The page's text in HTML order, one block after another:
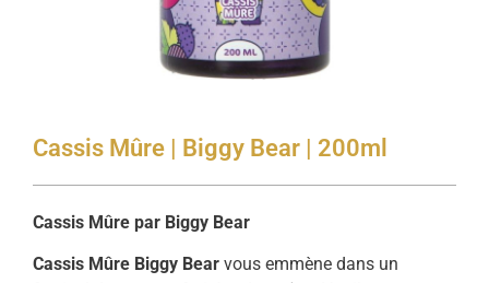
Cassis Mûre | Biggy Bear | 200ml
Cassis Mûre par Biggy Bear
Cassis Mûre Biggy Bear vous emmène dans un